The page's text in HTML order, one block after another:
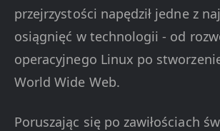
przejrzystości napędził jedne z
osiągnięć w technologii - od
operacyjnego Linux po
World Wide Web.
Poruszając się po zawiłościach